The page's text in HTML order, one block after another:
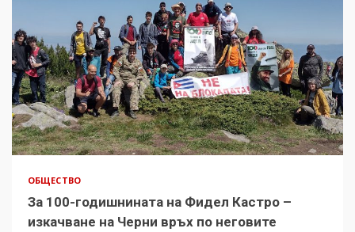
ОБЩЕСТВО
За 100-годишнината на Фидел Кастро –
изкачване на Черни връх по неговите